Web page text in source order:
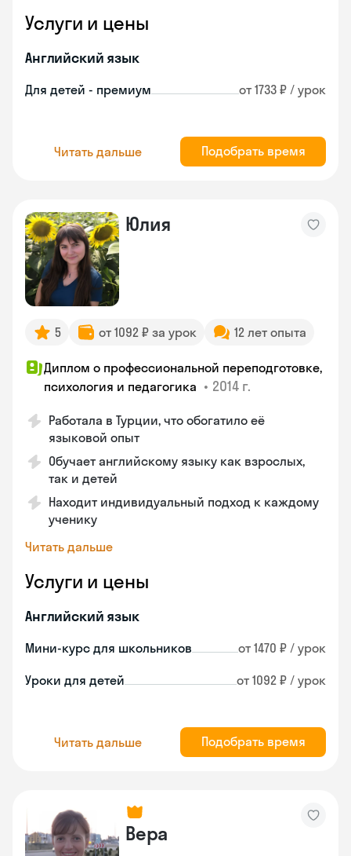
Услуги и цены
Английский язык
Для детей - премиум от 1733 ₽ / урок
Читать дальше Подобрать время
Юлия
5 от 1092 ₽ за урок 12 лет опыта
Диплом о профессиональной переподготовке,
психология и педагогика • 2014 г.
Работала в Турции, что обогатило её
языковой опыт
Обучает английскому языку как взрослых,
так и детей
Находит индивидуальный подход к каждому
ученику
Читать дальше
Услуги и цены
Английский язык
Мини-курс для школьников от 1470 ₽ / урок
Уроки для детей от 1092 ₽ / урок
Читать дальше Подобрать время
Вера